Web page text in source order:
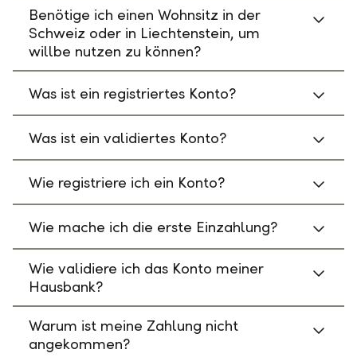
Benötige ich einen Wohnsitz in der
Schweiz oder in Liechtenstein, um
willbe nutzen zu können?
Was ist ein registriertes Konto?
Was ist ein validiertes Konto?
Wie registriere ich ein Konto?
Wie mache ich die erste Einzahlung?
Wie validiere ich das Konto meiner
Hausbank?
Warum ist meine Zahlung nicht
angekommen?